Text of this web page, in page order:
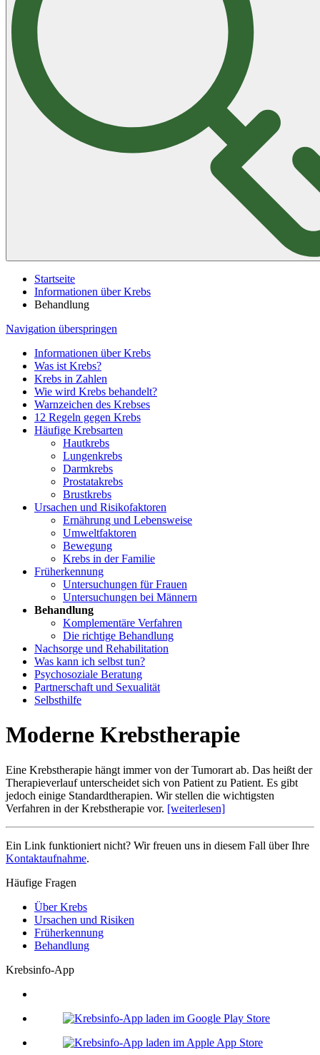
Startseite
Informationen über Krebs
Behandlung
Navigation überspringen
Informationen über Krebs
Was ist Krebs?
Krebs in Zahlen
Wie wird Krebs behandelt?
Warnzeichen des Krebses
12 Regeln gegen Krebs
Häufige Krebsarten
Hautkrebs
Lungenkrebs
Darmkrebs
Prostatakrebs
Brustkrebs
Ursachen und Risikofaktoren
Ernährung und Lebensweise
Umweltfaktoren
Bewegung
Krebs in der Familie
Früherkennung
Untersuchungen für Frauen
Untersuchungen bei Männern
Behandlung
Komplementäre Verfahren
Die richtige Behandlung
Nachsorge und Rehabilitation
Was kann ich selbst tun?
Psychosoziale Beratung
Partnerschaft und Sexualität
Selbsthilfe
Moderne Krebstherapie
Eine Krebstherapie hängt immer von der Tumorart ab. Das heißt der
Therapieverlauf unterscheidet sich von Patient zu Patient. Es gibt
jedoch einige Standardtherapien. Wir stellen die wichtigsten
Verfahren in der Krebstherapie vor. [weiterlesen]
Ein Link funktioniert nicht? Wir freuen uns in diesem Fall über Ihre
Kontaktaufnahme.
Häufige Fragen
Über Krebs
Ursachen und Risiken
Früherkennung
Behandlung
Krebsinfo-App